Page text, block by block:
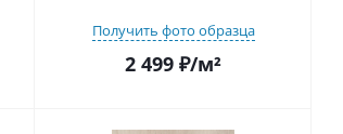
Получить фото образца
2 499 ₽/м²